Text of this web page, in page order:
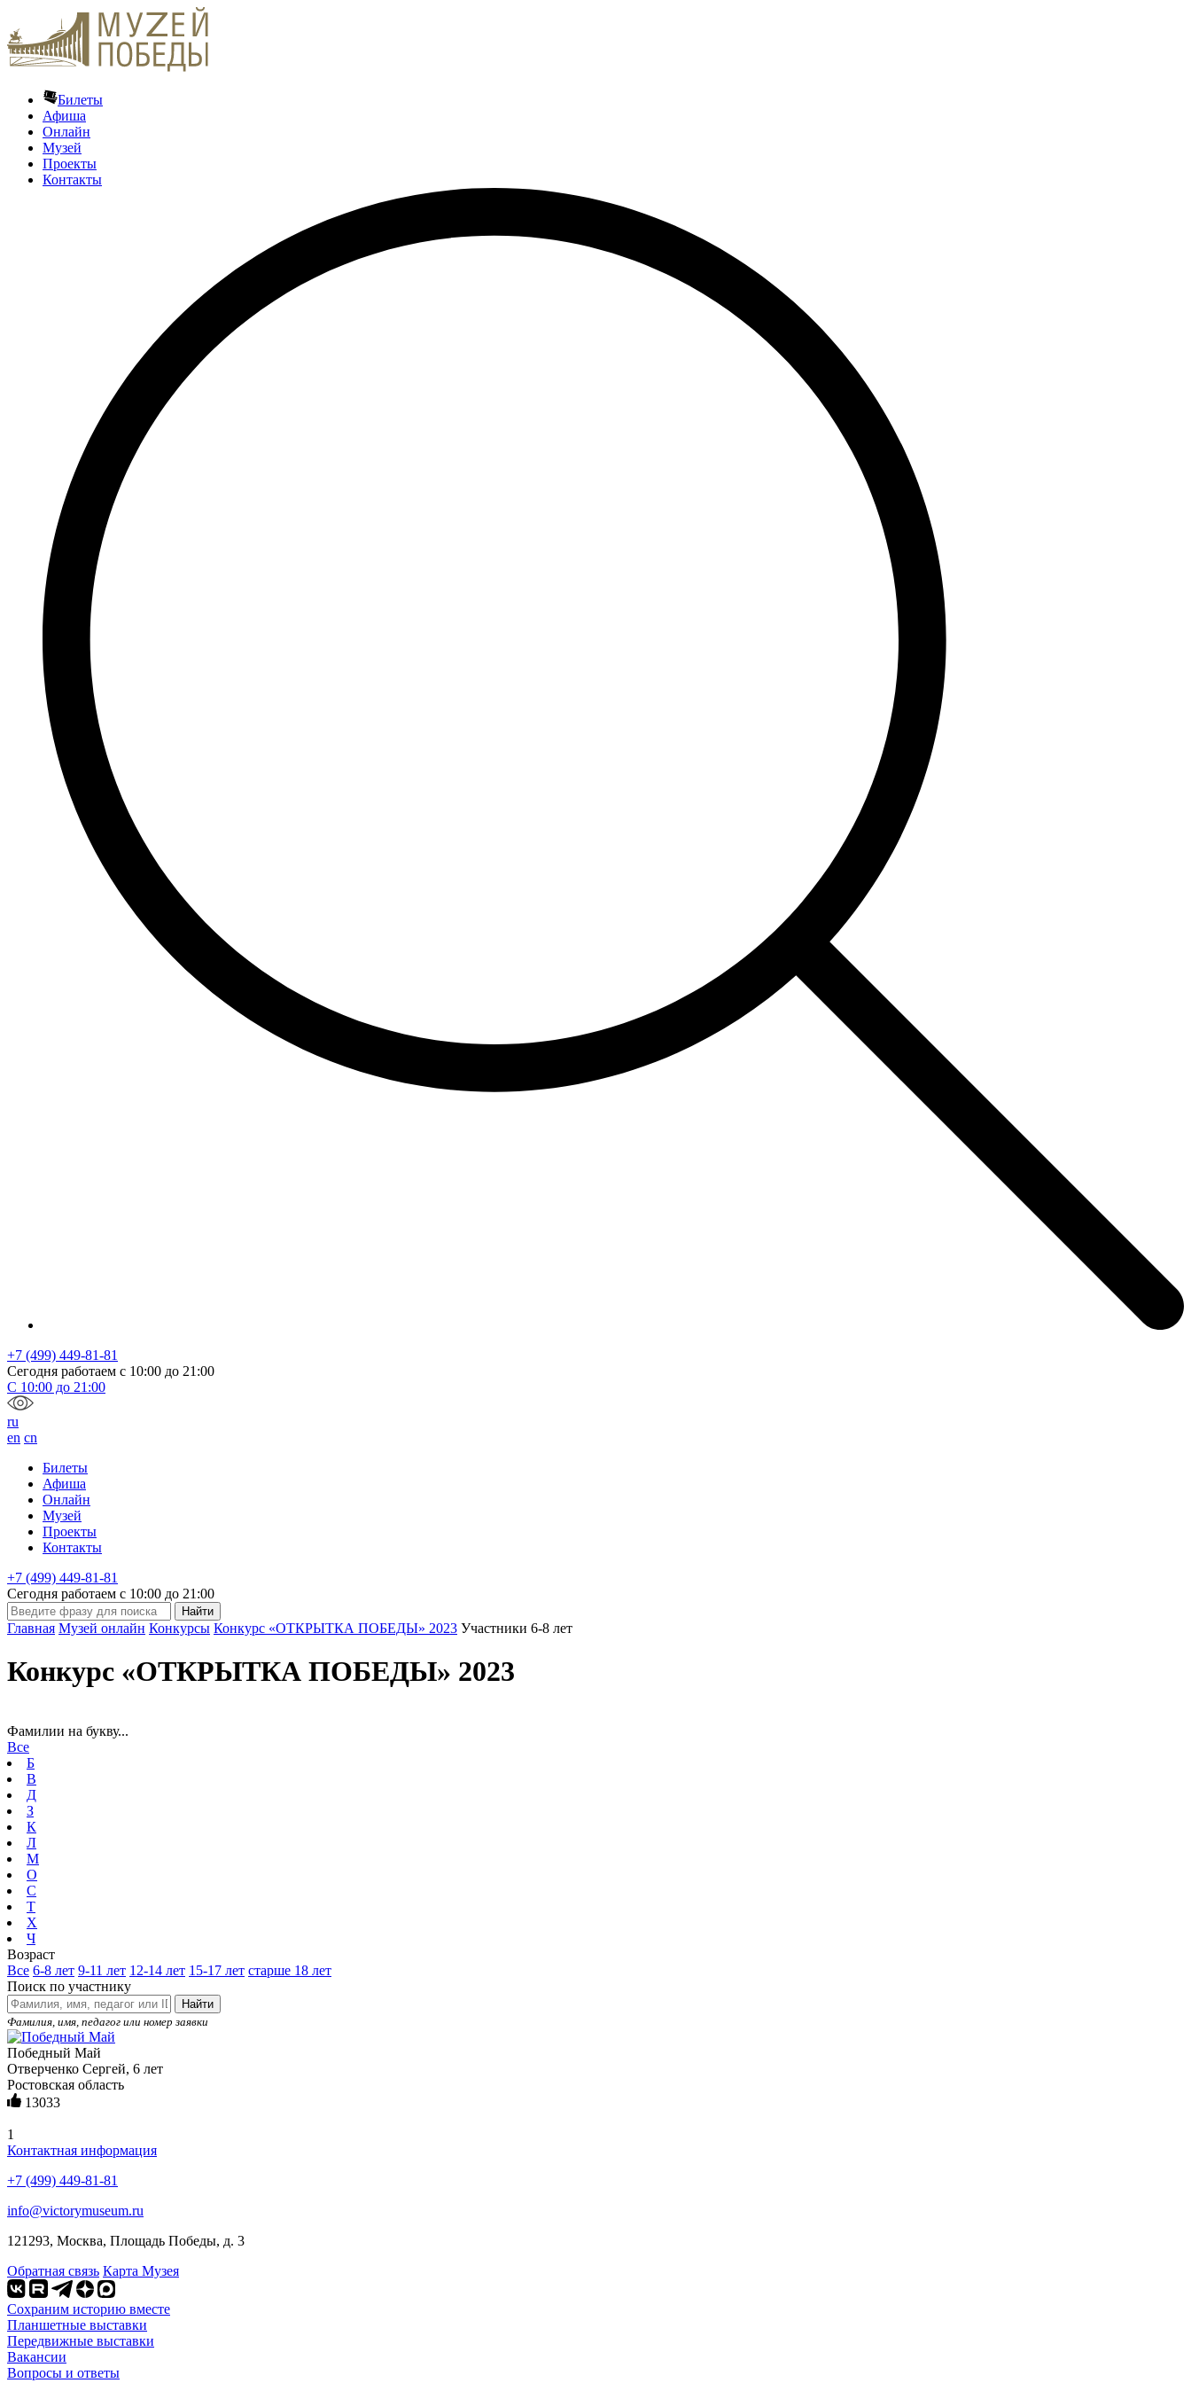
Билеты
Афиша
Онлайн
Музей
Проекты
Контакты
+7 (499) 449-81-81
Сегодня работаем с 10:00 до 21:00
С 10:00 до 21:00
ru
en cn
Билеты
Афиша
Онлайн
Музей
Проекты
Контакты
+7 (499) 449-81-81
Сегодня работаем с 10:00 до 21:00
Главная Музей онлайн Конкурсы Конкурс «ОТКРЫТКА ПОБЕДЫ» 2023 Участники 6-8 лет
Конкурс «ОТКРЫТКА ПОБЕДЫ» 2023
Фамилии на букву...
Все
Б
В
Д
З
К
Л
М
О
С
Т
Х
Ч
Возраст
Все 6-8 лет 9-11 лет 12-14 лет 15-17 лет старше 18 лет
Поиск по участнику
Найти
Фамилия, имя, педагог или номер заявки
Победный Май
Отверченко Сергей, 6 лет
Ростовская область
13033
1
Контактная информация
+7 (499) 449-81-81
info@victorymuseum.ru
121293, Москва, Площадь Победы, д. 3
Обратная связь Карта Музея
Сохраним историю вместе
Планшетные выставки
Передвижные выставки
Вакансии
Вопросы и ответы